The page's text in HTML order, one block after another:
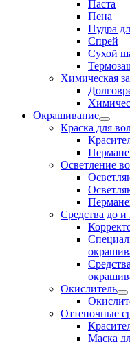
Паста
Пена
Пудра
Спрей
Сухой
Химическая
Окрашивание
Краска для
Осветление
Средства до
Окислитель
Оттеночные
Маска